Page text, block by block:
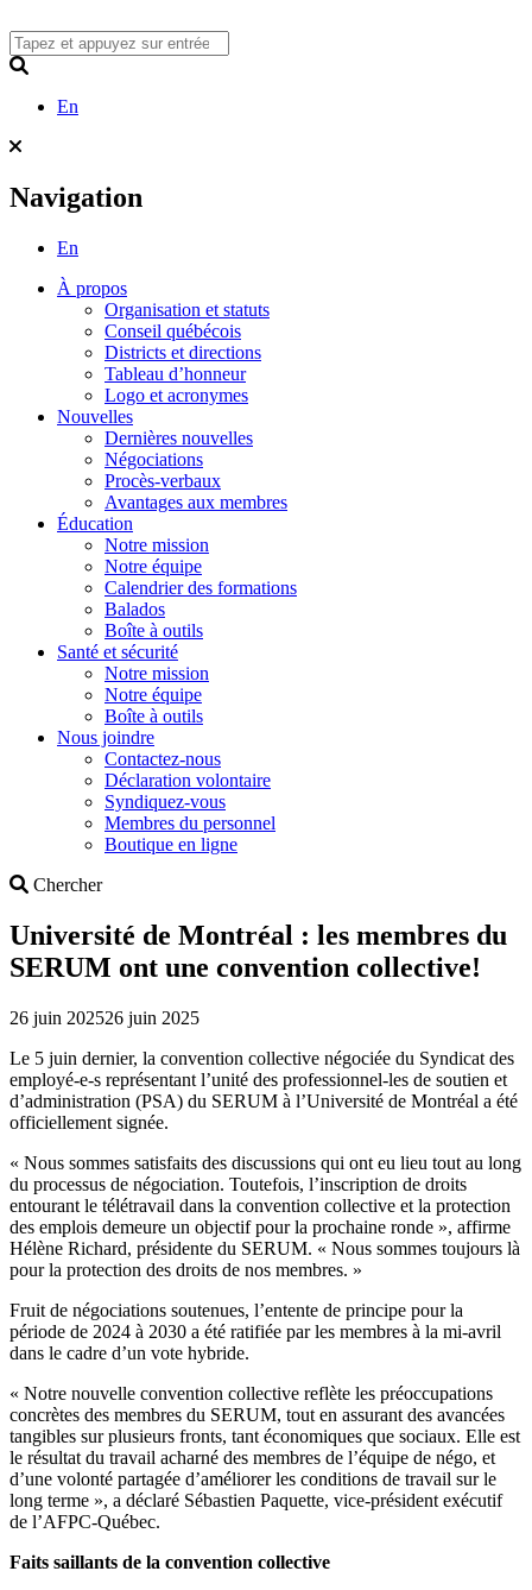
to
content
En
Navigation
En
À propos
Organisation et statuts
Conseil québécois
Districts et directions
Tableau d’honneur
Logo et acronymes
Nouvelles
Dernières nouvelles
Négociations
Procès-verbaux
Avantages aux membres
Éducation
Notre mission
Notre équipe
Calendrier des formations
Balados
Boîte à outils
Santé et sécurité
Notre mission
Notre équipe
Boîte à outils
Nous joindre
Contactez-nous
Déclaration volontaire
Syndiquez-vous
Membres du personnel
Boutique en ligne
ChercherSearch
Université de Montréal : les membres du
SERUM ont une convention collective!
26 juin 202526 juin 2025
Le 5 juin dernier, la convention collective négociée du Syndicat des
employé-e-s représentant l’unité des professionnel-les de soutien et
d’administration (PSA) du SERUM à l’Université de Montréal a été
officiellement signée.
« Nous sommes satisfaits des discussions qui ont eu lieu tout au long
du processus de négociation. Toutefois, l’inscription de droits
entourant le télétravail dans la convention collective et la protection
des emplois demeure un objectif pour la prochaine ronde », affirme
Hélène Richard, présidente du SERUM. « Nous sommes toujours là
pour la protection des droits de nos membres. »
Fruit de négociations soutenues, l’entente de principe pour la
période de 2024 à 2030 a été ratifiée par les membres à la mi-avril
dans le cadre d’un vote hybride.
« Notre nouvelle convention collective reflète les préoccupations
concrètes des membres du SERUM, tout en assurant des avancées
tangibles sur plusieurs fronts, tant économiques que sociaux. Elle est
le résultat du travail acharné des membres de l’équipe de négo, et
d’une volonté partagée d’améliorer les conditions de travail sur le
long terme », a déclaré Sébastien Paquette, vice-président exécutif
de l’AFPC-Québec.
Faits saillants de la convention collective